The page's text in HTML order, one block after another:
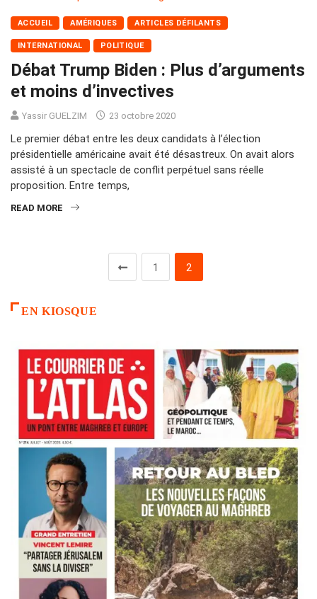
ACCUEIL AMÉRIQUES ARTICLES DÉFILANTS
INTERNATIONAL POLITIQUE
Débat Trump Biden : Plus d’arguments
et moins d’invectives
Yassir GUELZIM 23 octobre 2020
Le premier débat entre les deux candidats à l’élection
présidentielle américaine avait été désastreux. On avait alors
assisté à un spectacle de conflit perpétuel sans réelle
proposition. Entre temps,
READ MORE
1 2
EN KIOSQUE